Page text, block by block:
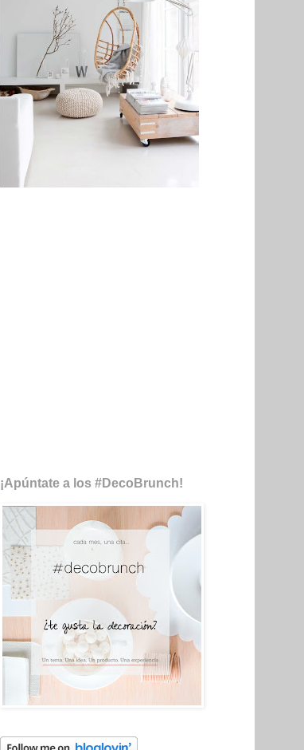
¡Apúntate a los #DecoBrunch!